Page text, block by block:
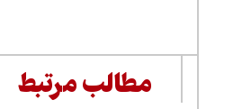
مطالب مرتبط